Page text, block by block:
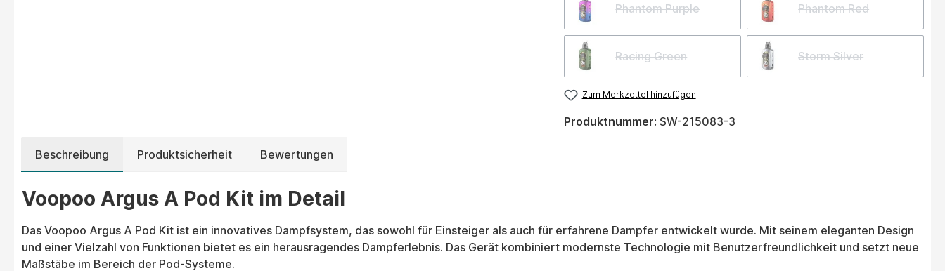
Phantom Purple Phantom Red
Racing Green Storm Silver
Zum Merkzettel hinzufügen
Produktnummer:SW-215083-3
Beschreibung Produktsicherheit Bewertungen
Voopoo Argus A Pod Kit im Detail
Das Voopoo Argus A Pod Kit ist ein innovatives Dampfsystem, das sowohl für Einsteiger als auch für erfahrene Dampfer entwickelt wurde. Mit seinem eleganten Design
und einer Vielzahl von Funktionen bietet es ein herausragendes Dampferlebnis. Das Gerät kombiniert modernste Technologie mit Benutzerfreundlichkeit und setzt neue
Maßstäbe im Bereich der Pod-Systeme.